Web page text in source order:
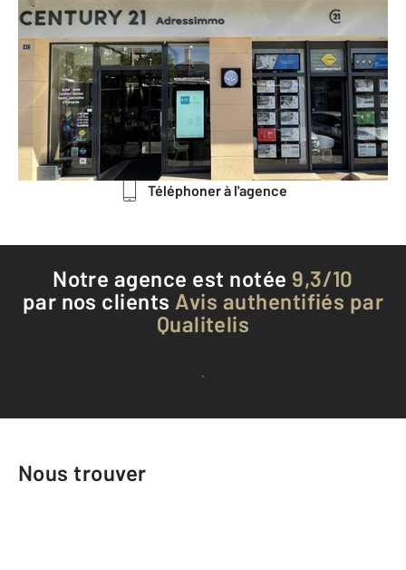
CENTURY 21 Adressimmo
41 rue Victor Hugo La Cour du
Capitole
CHATEAUROUX - 36000
Envoyer un message
Téléphoner à l'agence
Notre agence est notée 9,3/10
par nos clients Avis authentifiés par
Qualitelis
Voir tous les avis clients
Nous trouver